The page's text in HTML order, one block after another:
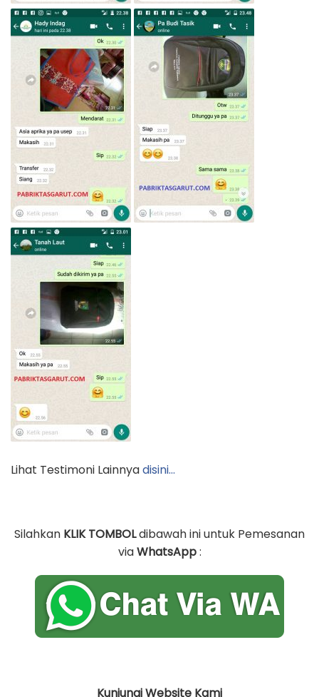
Lihat Testimoni Lainnyadisini…
Silahkan KLIK TOMBOLdibawah ini untuk Pemesanan
viaWhatsApp:
Kunjungi Website Kami